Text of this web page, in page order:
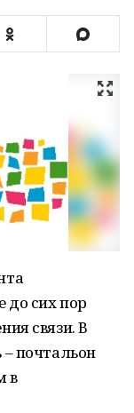
до сих пор
связи. В
почтальон
в